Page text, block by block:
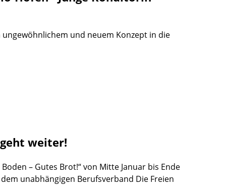
und neuem Konzept in die
weiter!
– Gutes Brot!“ von Mitte Januar bis Ende
unabhängigen Berufsverband Die Freien